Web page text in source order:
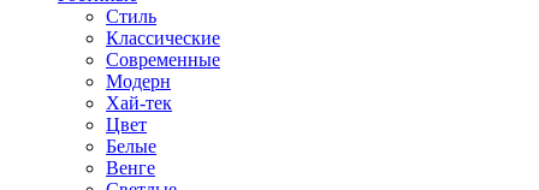
Стиль
Классические
Современные
Модерн
Хай-тек
Цвет
Белые
Венге